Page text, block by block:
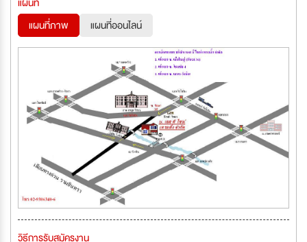
แผนที่ภาพ
แผนที่ออนไลน์
วิธีการรับสมัครงาน